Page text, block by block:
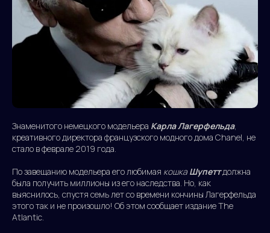
Знаменитого немецкого модельера Карла Лагерфельда,
креативного директора французского модного дома Chanel, не
стало в феврале 2019 года.
По завещанию модельера его любимая кошкаШупеттдолжна
была получить миллионы из его наследства. Но, как
выяснилось, спустя семь лет со времени кончины Лагерфельда
этого так и не произошло! Об этом сообщает издание The
Atlantic.